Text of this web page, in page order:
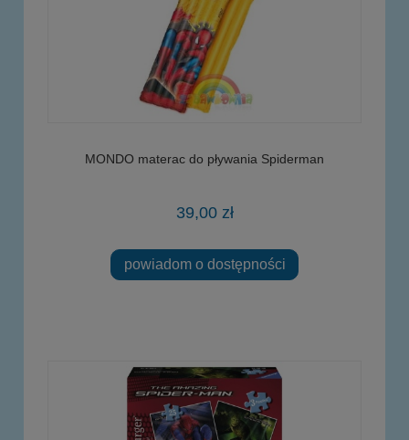
MONDO materac do pływania Spiderman
39,00 zł
powiadom o dostępności